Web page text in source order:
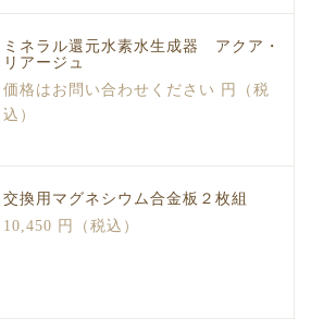
ミネラル還元水素水生成器 アクア・
リアージュ
価格はお問い合わせください 円（税
込）
交換用マグネシウム合金板２枚組
10,450 円（税込）